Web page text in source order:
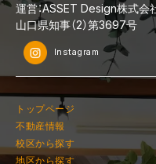
運営：ASSET Design株式会
山口県知事（2）第3697号
Instagram
トップページ
不動産情報
校区から探す
地区から探す